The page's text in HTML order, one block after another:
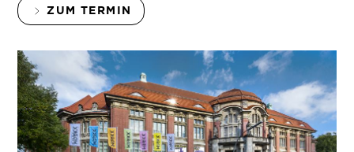
ZUM TERMIN